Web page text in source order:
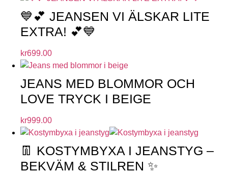
💙💕 JEANSEN VI ÄLSKAR LITE
EXTRA! 💕💙
kr699.00
JEANS MED BLOMMOR OCH
LOVE TRYCK I BEIGE
kr999.00
👖 KOSTYMBYXA I JEANSTYG –
BEKVÄM & STILREN ✨